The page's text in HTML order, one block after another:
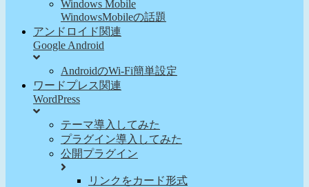
Windows Mobile
WindowsMobileの話題
アンドロイド関連
Google Android
AndroidのWi-Fi簡単設定
ワードプレス関連
WordPress
テーマ導入してみた
プラグイン導入してみた
公開プラグイン
リンクをカード形式